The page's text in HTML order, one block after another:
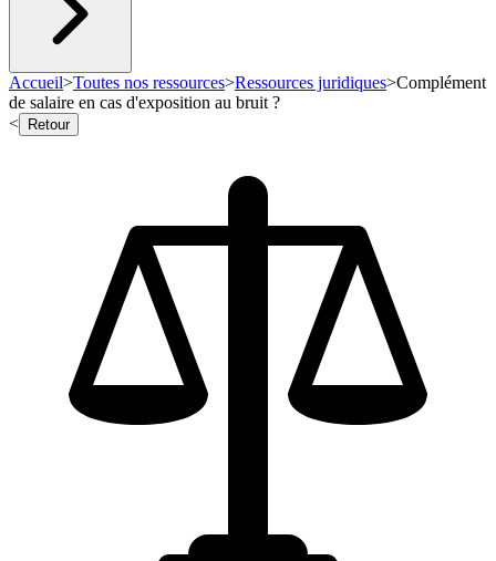
Accueil>Toutes nos ressources>Ressources juridiques>Complément
de salaire en cas d'exposition au bruit ?
<
Retour